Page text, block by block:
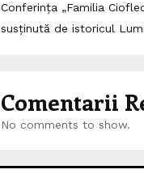
Conferința „Familia
susținută de istoricul
Comentarii
No comments to show.